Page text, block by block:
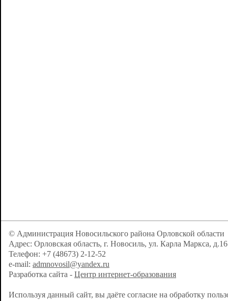
© Администрация Новосильского района Орловской области
Адрес: Орловская область, г. Новосиль, ул. Карла Маркса, д.16
Телефон: +7 (48673) 2-12-52
e-mail: admnovosil@yandex.ru
Разработка сайта - Центр интернет-образования
Используя данный сайт, вы даёте согласие на обработку